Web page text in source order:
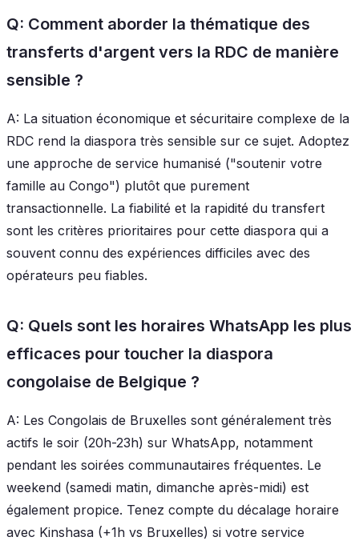
Q: Comment aborder la thématique des
transferts d'argent vers la RDC de manière
sensible ?
A: La situation économique et sécuritaire complexe de la
RDC rend la diaspora très sensible sur ce sujet. Adoptez
une approche de service humanisé ("soutenir votre
famille au Congo") plutôt que purement
transactionnelle. La fiabilité et la rapidité du transfert
sont les critères prioritaires pour cette diaspora qui a
souvent connu des expériences difficiles avec des
opérateurs peu fiables.
Q: Quels sont les horaires WhatsApp les plus
efficaces pour toucher la diaspora
congolaise de Belgique ?
A: Les Congolais de Bruxelles sont généralement très
actifs le soir (20h-23h) sur WhatsApp, notamment
pendant les soirées communautaires fréquentes. Le
weekend (samedi matin, dimanche après-midi) est
également propice. Tenez compte du décalage horaire
avec Kinshasa (+1h vs Bruxelles) si votre service